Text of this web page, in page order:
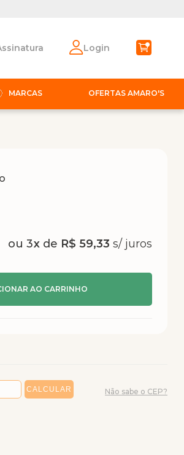
Login
MARCAS OFERTAS AMARO'S
3x de R$ 59,33
Não sabe o CEP?